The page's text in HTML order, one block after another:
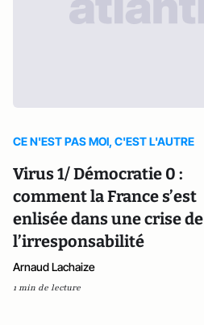
CE N'EST PAS MOI, C'EST L'AUTRE
Virus 1/ Démocratie 0 :
comment la France s’est
enlisée dans une crise de
l’irresponsabilité
Arnaud Lachaize
1 min de lecture